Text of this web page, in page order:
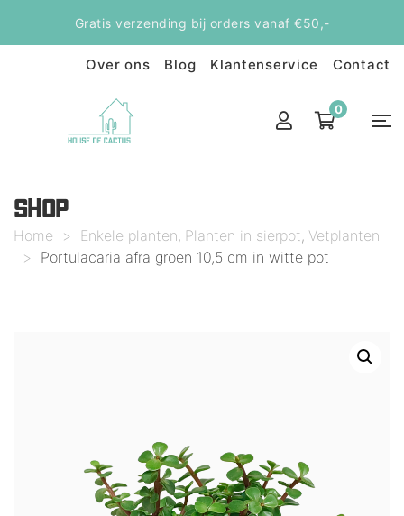
Gratis verzending bij orders vanaf €50,-
Over ons Blog Klantenservice Contact
0
SHOP
Home > Enkele planten, Planten in sierpot, Vetplanten
> Portulacaria afra groen 10,5 cm in witte pot